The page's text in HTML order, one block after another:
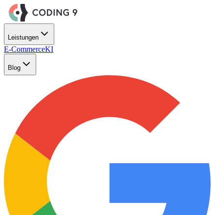
Zum Hauptinhalt springen
Leistungen
E-CommerceKI
Blog